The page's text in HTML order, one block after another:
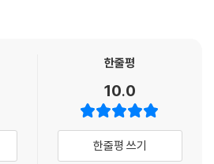
년으로 거슬러 올라간다. ‘세계의 대사상’이
. 당시 1~5권은 박종현 교수가, 6~10권은
천 교수의 『국가』는 2013년에야 출간되었다.
도 플라톤의 『국가』인데, 우리는 두 거장
긴 두 권의 『국가』를 만날 수 있게 되었다.
크라테스의 변론/크리톤/파이돈/향연』(플
한줄평
10.0
한줄평 쓰기